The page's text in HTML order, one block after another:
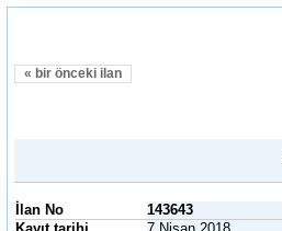
« bir önceki ilan
İlan No
143643